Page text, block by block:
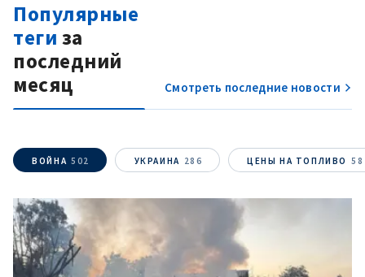
Популярные
теги за
последний
месяц
Смотреть последние новости
ВОЙНА 502 УКРАИНА 286 ЦЕНЫ НА ТОПЛИВО 58